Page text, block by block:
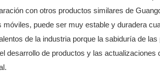
con otros productos similares de
puede ser muy estable y duradera
de la industria porque la sabiduría de
desarrollo de productos y las actualizaciones